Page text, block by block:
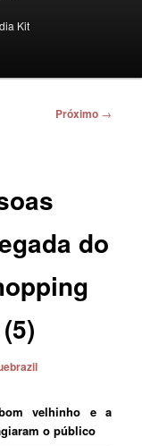
Kit
Próximo →
do
velhinho e a
o público